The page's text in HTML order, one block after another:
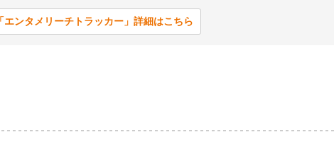
「エンタメリーチトラッカー」詳細はこちら